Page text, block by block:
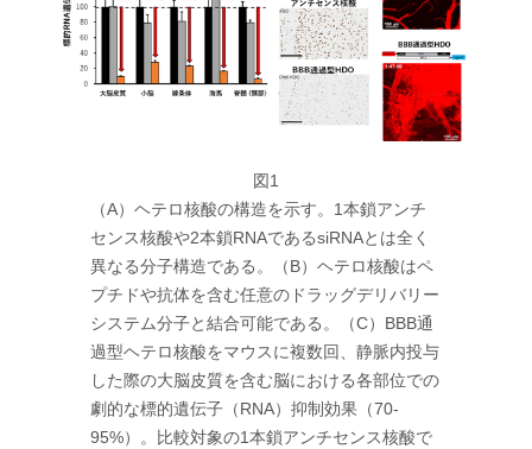
図1
（A）ヘテロ核酸の構造を示す。1本鎖アンチ
センス核酸や2本鎖RNAであるsiRNAとは全く
異なる分子構造である。（B）ヘテロ核酸はペ
プチドや抗体を含む任意のドラッグデリバリー
システム分子と結合可能である。（C）BBB通
過型ヘテロ核酸をマウスに複数回、静脈内投与
した際の大脳皮質を含む脳における各部位での
劇的な標的遺伝子（RNA）抑制効果（70-
95%）。比較対象の1本鎖アンチセンス核酸で